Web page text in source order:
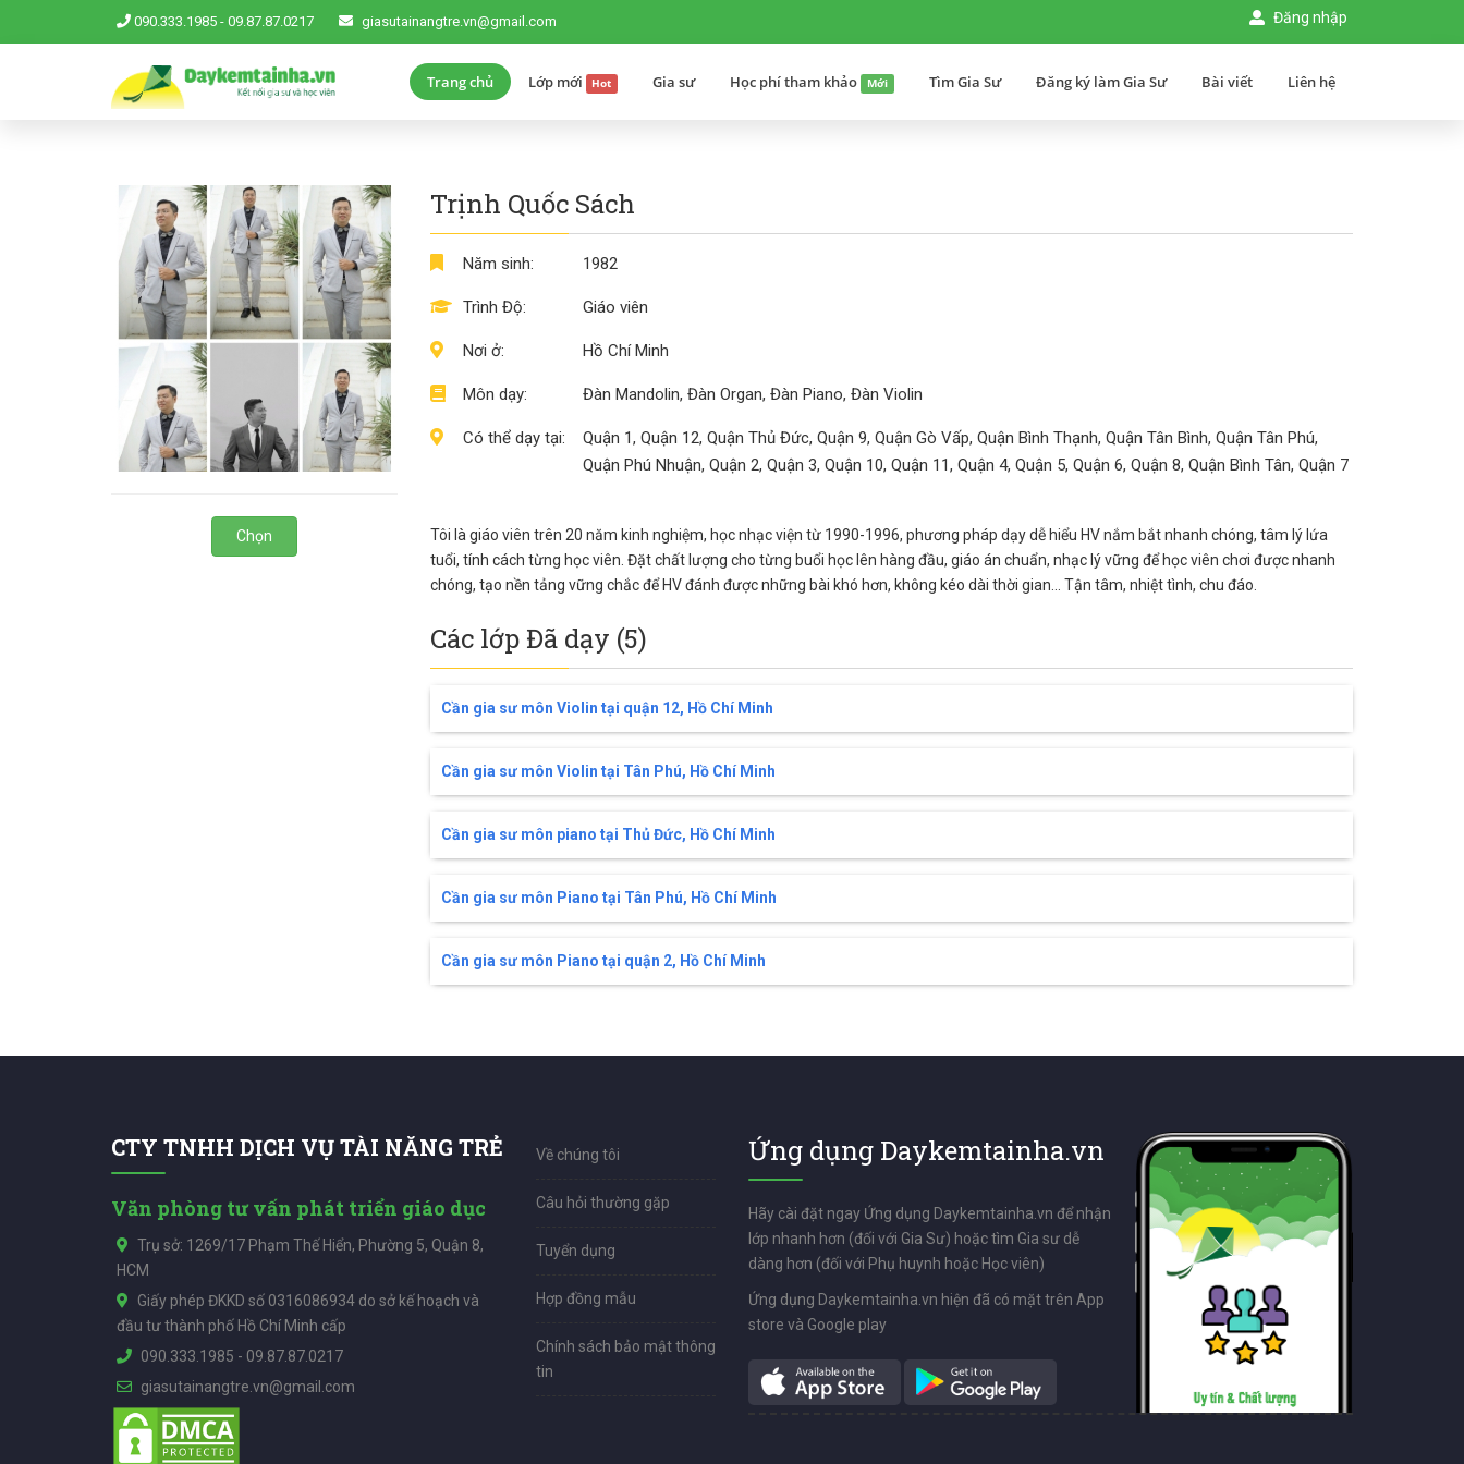
090.333.1985 - 09.87.87.0217 giasutainangtre.vn@gmail.com Đăng nhập
Trang chủ Lớp mới Hot Gia sư Học phí tham khảo Mới Tìm Gia Sư Đăng ký làm Gia Sư Bài viết Liên hệ
Chọn
Trịnh Quốc Sách
Năm sinh:
Trình Độ:
Nơi ở:
Môn dạy:
Có thể dạy tại:
1982
Giáo viên
Hồ Chí Minh
Đàn Mandolin, Đàn Organ, Đàn Piano, Đàn Violin
Quận 1, Quận 12, Quận Thủ Đức, Quận 9, Quận Gò Vấp, Quận Bình Thạnh, Quận Tân Bình, Quận Tân Phú,
Quận Phú Nhuận, Quận 2, Quận 3, Quận 10, Quận 11, Quận 4, Quận 5, Quận 6, Quận 8, Quận Bình Tân, Quận 7
Tôi là giáo viên trên 20 năm kinh nghiệm, học nhạc viện từ 1990-1996, phương pháp dạy dễ hiểu HV nắm bắt nhanh chóng, tâm lý lứa
tuổi, tính cách từng học viên. Đặt chất lượng cho từng buổi học lên hàng đầu, giáo án chuẩn, nhạc lý vững để học viên chơi được nhanh
chóng, tạo nền tảng vững chắc để HV đánh được những bài khó hơn, không kéo dài thời gian... Tận tâm, nhiệt tình, chu đáo.
Các lớp Đã dạy (5)
Cần gia sư môn Violin tại quận 12, Hồ Chí Minh
Cần gia sư môn Violin tại Tân Phú, Hồ Chí Minh
Cần gia sư môn piano tại Thủ Đức, Hồ Chí Minh
Cần gia sư môn Piano tại Tân Phú, Hồ Chí Minh
Cần gia sư môn Piano tại quận 2, Hồ Chí Minh
CTY TNHH DỊCH VỤ TÀI NĂNG TRẺ
Văn phòng tư vấn phát triển giáo dục
Trụ sở: 1269/17 Phạm Thế Hiển, Phường 5, Quận 8,
HCM
Giấy phép ĐKKD số 0316086934 do sở kế hoạch và
đầu tư thành phố Hồ Chí Minh cấp
090.333.1985 - 09.87.87.0217
giasutainangtre.vn@gmail.com
Về chúng tôi
Câu hỏi thường gặp
Tuyển dụng
Hợp đồng mẫu
Chính sách bảo mật thông
tin
Ứng dụng Daykemtainha.vn
Hãy cài đặt ngay Ứng dụng Daykemtainha.vn để nhận
lớp nhanh hơn (đối với Gia Sư) hoặc tìm Gia sư dễ
dàng hơn (đối với Phụ huynh hoặc Học viên)
Ứng dụng Daykemtainha.vn hiện đã có mặt trên App
store và Google play